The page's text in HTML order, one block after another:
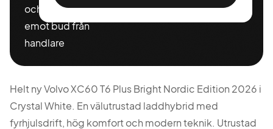
och miltal för att ta
emot bud från
handlare
Helt ny Volvo XC60 T6 Plus Bright Nordic Edition 2026 i
Crystal White. En välutrustad laddhybrid med
fyrhjulsdrift, hög komfort och modern teknik. Utrustad